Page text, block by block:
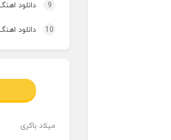
9 دانلود
10 دانلود
میلاد باکری